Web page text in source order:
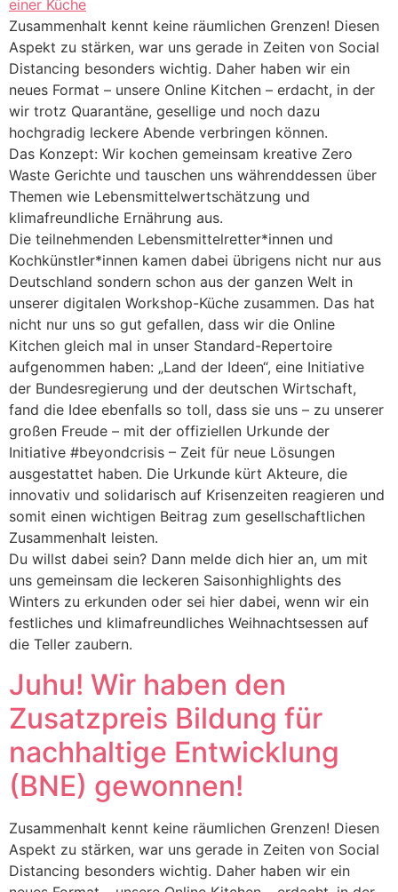
Zusammenhalt kennt keine räumlichen Grenzen! Diesen
Aspekt zu stärken, war uns gerade in Zeiten von Social
Distancing besonders wichtig. Daher haben wir ein
neues Format – unsere Online Kitchen – erdacht, in der
wir trotz Quarantäne, gesellige und noch dazu
hochgradig leckere Abende verbringen können.
Das Konzept: Wir kochen gemeinsam kreative Zero
Waste Gerichte und tauschen uns währenddessen über
Themen wie Lebensmittelwertschätzung und
klimafreundliche Ernährung aus.
Die teilnehmenden Lebensmittelretter*innen und
Kochkünstler*innen kamen dabei übrigens nicht nur aus
Deutschland sondern schon aus der ganzen Welt in
unserer digitalen Workshop-Küche zusammen. Das hat
nicht nur uns so gut gefallen, dass wir die Online
Kitchen gleich mal in unser Standard-Repertoire
aufgenommen haben: „Land der Ideen“, eine Initiative
der Bundesregierung und der deutschen Wirtschaft,
fand die Idee ebenfalls so toll, dass sie uns – zu unserer
großen Freude – mit der offiziellen Urkunde der
Initiative #beyondcrisis – Zeit für neue Lösungen
ausgestattet haben. Die Urkunde kürt Akteure, die
innovativ und solidarisch auf Krisenzeiten reagieren und
somit einen wichtigen Beitrag zum gesellschaftlichen
Zusammenhalt leisten.
Du willst dabei sein? Dann melde dich hier an, um mit
uns gemeinsam die leckeren Saisonhighlights des
Winters zu erkunden oder sei hier dabei, wenn wir ein
festliches und klimafreundliches Weihnachtsessen auf
die Teller zaubern.
Juhu! Wir haben den
Zusatzpreis Bildung für
nachhaltige Entwicklung
(BNE) gewonnen!
Zusammenhalt kennt keine räumlichen Grenzen! Diesen
Aspekt zu stärken, war uns gerade in Zeiten von Social
Distancing besonders wichtig. Daher haben wir ein